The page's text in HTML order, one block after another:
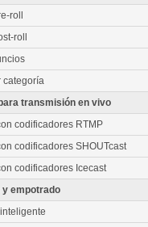
roll
roll
categoría
transmisión en vivo
codificadores RTMP
codificadores SHOUTcast
codificadores Icecast
y empotrado